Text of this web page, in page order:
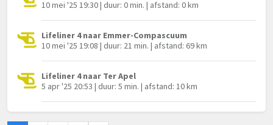
10 mei '25 19:30 | duur: 0 min. | afstand: 0 km
Lifeliner 4 naar Emmer-Compascuum
10 mei '25 19:08 | duur: 21 min. | afstand: 69 km
Lifeliner 4 naar Ter Apel
5 apr '25 20:53 | duur: 5 min. | afstand: 10 km